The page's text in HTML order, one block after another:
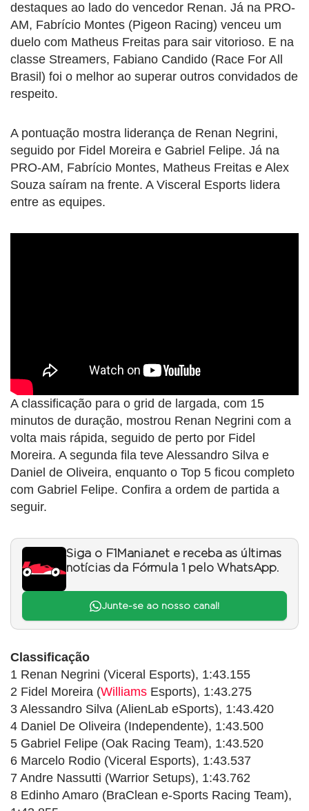
destaques ao lado do vencedor Renan. Já na PRO-
AM, Fabrício Montes (Pigeon Racing) venceu um
duelo com Matheus Freitas para sair vitorioso. E na
classe Streamers, Fabiano Candido (Race For All
Brasil) foi o melhor ao superar outros convidados de
respeito.
A pontuação mostra liderança de Renan Negrini,
seguido por Fidel Moreira e Gabriel Felipe. Já na
PRO-AM, Fabrício Montes, Matheus Freitas e Alex
Souza saíram na frente. A Visceral Esports lidera
entre as equipes.
A classificação para o grid de largada, com 15
minutos de duração, mostrou Renan Negrini com a
volta mais rápida, seguido de perto por Fidel
Moreira. A segunda fila teve Alessandro Silva e
Daniel de Oliveira, enquanto o Top 5 ficou completo
com Gabriel Felipe. Confira a ordem de partida a
seguir.
Siga o F1Mania.net e receba as últimas
notícias da Fórmula 1 pelo WhatsApp.
Junte-se ao nosso canal!
Classificação
1 Renan Negrini (Viceral Esports), 1:43.155
2 Fidel Moreira (Williams Esports), 1:43.275
3 Alessandro Silva (AlienLab eSports), 1:43.420
4 Daniel De Oliveira (Independente), 1:43.500
5 Gabriel Felipe (Oak Racing Team), 1:43.520
6 Marcelo Rodio (Viceral Esports), 1:43.537
7 Andre Nassutti (Warrior Setups), 1:43.762
8 Edinho Amaro (BraClean e-Sports Racing Team),